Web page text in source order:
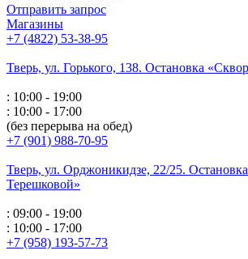
Отправить запрос
Магазины
+7 (4822) 53-38-95
Тверь, ул. Горького, 138. Остановка
: 10:00 - 19:00
: 10:00 - 17:00
(без перерыва на обед)
+7 (901) 988-70-95
Тверь, ул. Орджоникидзе, 22/25.
Терешковой»
: 09:00 - 19:00
: 10:00 - 17:00
+7 (958) 193-57-73